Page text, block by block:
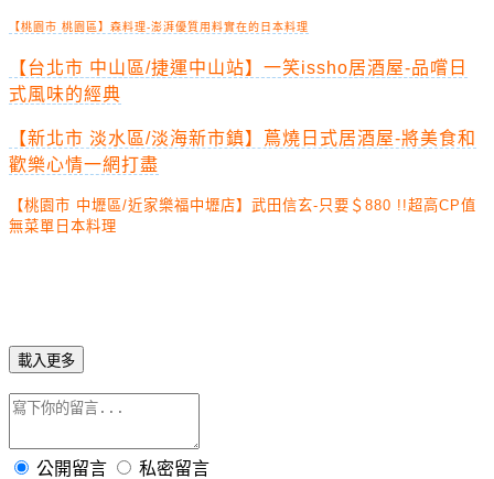
【桃園市 桃園區】森料理-澎湃優質用料實在的日本料理
【台北市 中山區/捷運中山站】一笑issho居酒屋-品嚐日
式風味的經典
【新北市 淡水區/淡海新市鎮】蔦燒日式居酒屋-將美食和
歡樂心情一網打盡
【桃園市 中壢區/近家樂福中壢店】武田信玄-只要＄880 !!超高CP值
無菜單日本料理
載入更多
公開留言 私密留言